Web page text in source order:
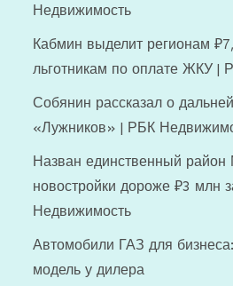
Недвижимость
Кабмин выделит регионам
льготникам по оплате ЖКУ |
Собянин рассказал о
«Лужников» | РБК
Назван единственный район
новостройки дороже ₽3 млн
Недвижимость
Автомобили ГАЗ для
модель у дилера